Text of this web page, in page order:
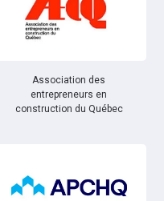
Association des
entrepreneurs en
construction du Québec